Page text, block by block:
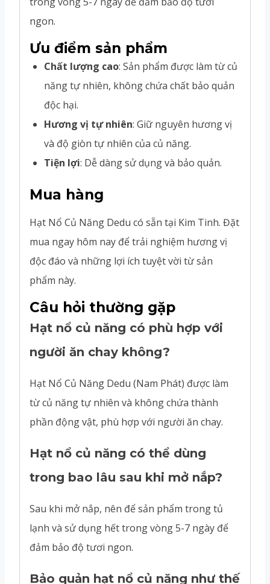
ngon.
Ưu điểm sản phẩm
Chất lượng cao: Sản phẩm được làm từ củ
năng tự nhiên, không chứa chất bảo quản
độc hại.
Hương vị tự nhiên: Giữ nguyên hương vị
và độ giòn tự nhiên của củ năng.
Tiện lợi: Dễ dàng sử dụng và bảo quản.
Mua hàng
Hạt Nổ Củ Năng Dedu có sẵn tại Kim Tinh. Đặt
mua ngay hôm nay để trải nghiệm hương vị
độc đáo và những lợi ích tuyệt vời từ sản
phẩm này.
Câu hỏi thường gặp
Hạt nổ củ năng có phù hợp với
người ăn chay không?
Hạt Nổ Củ Năng Dedu (Nam Phát) được làm
từ củ năng tự nhiên và không chứa thành
phần động vật, phù hợp với người ăn chay.
Hạt nổ củ năng có thể dùng
trong bao lâu sau khi mở nắp?
Sau khi mở nắp, nên để sản phẩm trong tủ
lạnh và sử dụng hết trong vòng 5-7 ngày để
đảm bảo độ tươi ngon.
Bảo quản hạt nổ củ năng như thế